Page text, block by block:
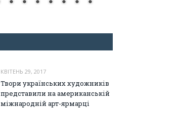
КВІТЕНЬ 29, 2017
Твори українських художників
представили на американській
міжнародній арт-ярмарці